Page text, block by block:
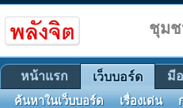
ชุม
หน้าแรก เว็บบอร์ด
ค้นหาในเว็บบอร์ด เรื่องเด่น
มี